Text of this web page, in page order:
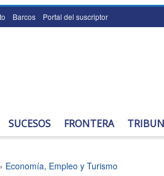
Barcos Portal del suscriptor
SUCESOS FRONTERA
Economía, Empleo y Turismo